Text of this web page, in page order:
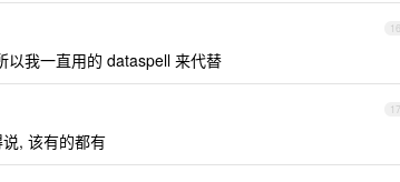
16
以我一直用的 dataspell 来代替
17
, 该有的都有